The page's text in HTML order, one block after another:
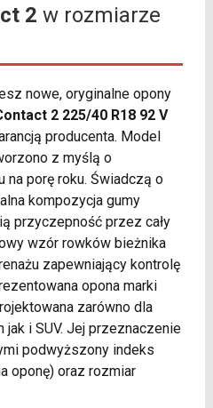
2 w rozmiarze
nowe, oryginalne opony
2 225/40 R18 92 V
producenta. Model
z myślą o
na porę roku. Świadczą o
kompozycja gumy
przyczepność przez cały
wzór rowków bieżnika
zapewniający kontrolę
opona marki
zarówno dla
i SUV. Jej przeznaczenie
podwyższony indeks
oponę) oraz rozmiar